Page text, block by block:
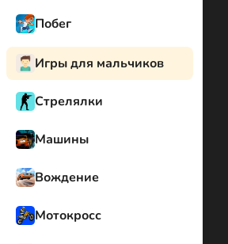
Побег
Игры для мальчиков
Стрелялки
Машины
Вождение
Мотокросс